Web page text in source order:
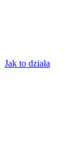
Jak to działa